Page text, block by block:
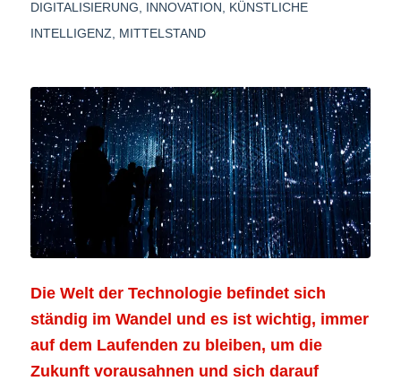
DIGITALISIERUNG INNOVATION
KÜNSTLICHE
INTELLIGENZ
MITTELSTAND
Die Welt der Technologie befindet sich
ständig im Wandel und es ist wichtig, immer
auf dem Laufenden zu bleiben, um die
Zukunft vorausahnen und sich darauf